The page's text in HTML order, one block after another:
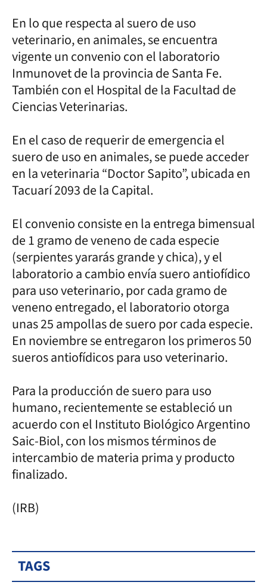
En lo que respecta al suero de uso
veterinario, en animales, se encuentra
vigente un convenio con el laboratorio
Inmunovet de la provincia de Santa Fe.
También con el Hospital de la Facultad de
Ciencias Veterinarias.
En el caso de requerir de emergencia el
suero de uso en animales, se puede acceder
en la veterinaria “Doctor Sapito”, ubicada en
Tacuarí 2093 de la Capital.
El convenio consiste en la entrega bimensual
de 1 gramo de veneno de cada especie
(serpientes yararás grande y chica), y el
laboratorio a cambio envía suero antiofídico
para uso veterinario, por cada gramo de
veneno entregado, el laboratorio otorga
unas 25 ampollas de suero por cada especie.
En noviembre se entregaron los primeros 50
sueros antiofídicos para uso veterinario.
Para la producción de suero para uso
humano, recientemente se estableció un
acuerdo con el Instituto Biológico Argentino
Saic-Biol, con los mismos términos de
intercambio de materia prima y producto
finalizado.
(IRB)
TAGS